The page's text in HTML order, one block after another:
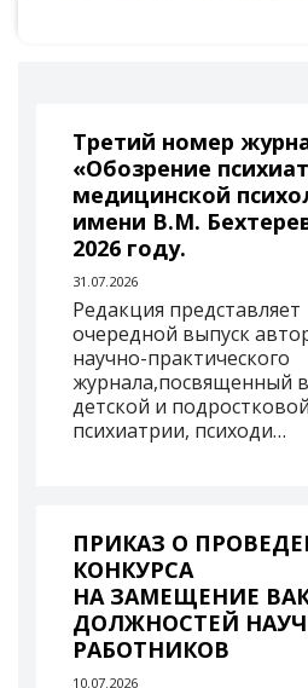
Третий номер
«Обозрение
медицинской
имени В.М.
2026 году.
31.07.2026
Редакция представляет
очередной выпуск
научно-практического
журнала,посвященный
детской и подростковой
психиатрии, психоди…
ПРИКАЗ О
КОНКУРСА
НА ЗАМЕЩЕНИЕ
ДОЛЖНОСТЕЙ
РАБОТНИКОВ
10.07.2026